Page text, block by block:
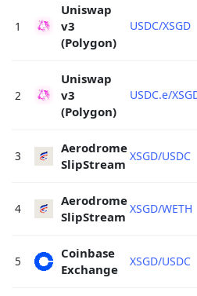
1
Uniswap
v3
(Polygon)
USDC/XSGD
2
Uniswap
v3
(Polygon)
USDC.e/
3
Aerodrome
SlipStream
XSGD/USDC
4
Aerodrome
SlipStream
XSGD/WETH
5
Coinbase
Exchange
XSGD/USDC